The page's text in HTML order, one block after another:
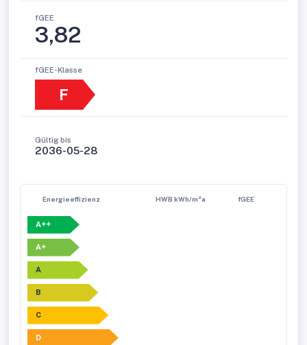
fGEE
3,82
fGEE-Klasse
F
Gültig bis
2036-05-28
Energieeffizienz HWB kWh/m²a fGEE
A++
A+
A
B
C
D